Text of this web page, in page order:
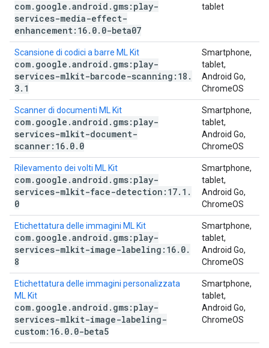
com. google .android . gms:play-
services-media-effect-
enhancement:16. 0. 0-beta07
tablet
Scansione di codici a barre ML Kit
com. google .android . gms:play-
services-mlkit-barcode-scanning:18 .
3. 1
Smartphone,
tablet,
Android Go,
ChromeOS
Scanner di documenti ML Kit
com. google .android . gms:play-
services-mlkit-document-
scanner:16. 0. 0
Smartphone,
tablet,
Android Go,
ChromeOS
Rilevamento dei volti ML Kit
com. google .android . gms:play-
services-mlkit-face-detection:17. 1 .
0
Smartphone,
tablet,
Android Go,
ChromeOS
Etichettatura delle immagini ML Kit
com. google .android . gms:play-
services-mlkit-image-labeling:16. 0.
8
Smartphone,
tablet,
Android Go,
ChromeOS
Etichettatura delle immagini personalizzata
ML Kit
com. google .android . gms:play-
services-mlkit-image-labeling-
custom:16. 0. 0-beta5
Smartphone,
tablet,
Android Go,
ChromeOS